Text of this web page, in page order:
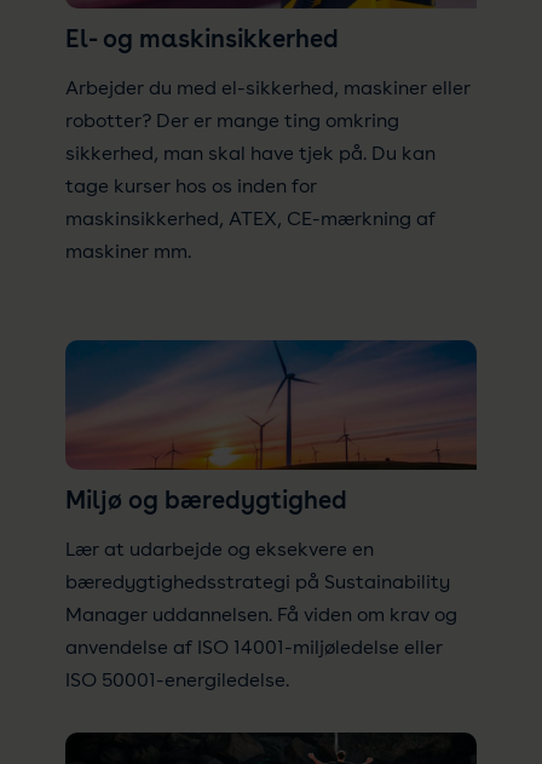
El- og maskinsikkerhed
Arbejder du med el-sikkerhed, maskiner eller
robotter? Der er mange ting omkring
sikkerhed, man skal have tjek på. Du kan
tage kurser hos os inden for
maskinsikkerhed, ATEX, CE-mærkning af
maskiner mm.
Miljø og bæredygtighed
Lær at udarbejde og eksekvere en
bæredygtighedsstrategi på Sustainability
Manager uddannelsen. Få viden om krav og
anvendelse af ISO 14001-miljøledelse eller
ISO 50001-energiledelse.